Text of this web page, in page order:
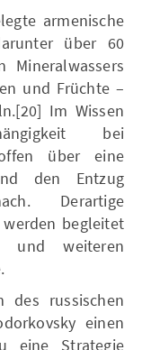
armenische
über 60
Mineralwassers
und Früchte –
Im Wissen
bei
über eine
den Entzug
Derartige
begleitet
und weiteren
des russischen
einen
eine Strategie